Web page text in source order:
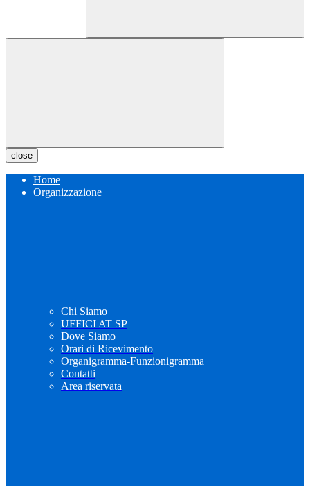
close
Home
Organizzazione
Chi Siamo
UFFICI AT SP
Dove Siamo
Orari di Ricevimento
Organigramma-Funzionigramma
Contatti
Area riservata